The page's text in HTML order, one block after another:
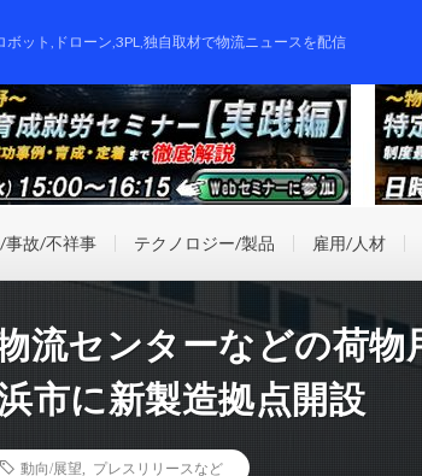
ボット,ドローン,3PL,独自取材で物流ニュースを配信
事故/不祥事 テクノロジー/製品 雇用/人材
流センターなどの荷物
市に新製造拠点開設
動向/展望 プレスリリースなど